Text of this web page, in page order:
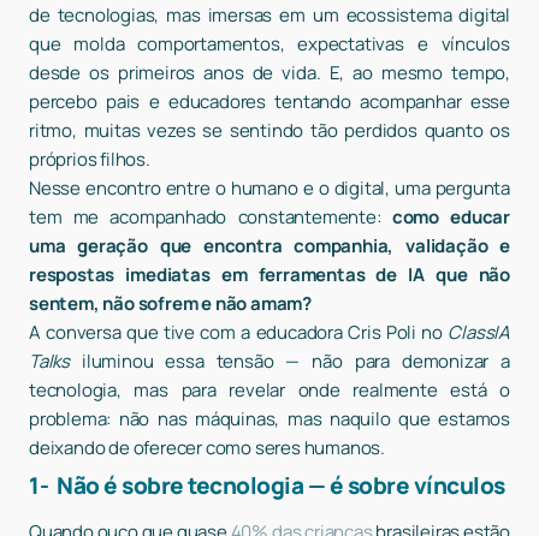
de tecnologias, mas imersas em um ecossistema digital
que molda comportamentos, expectativas e vínculos
desde os primeiros anos de vida. E, ao mesmo tempo,
percebo pais e educadores tentando acompanhar esse
ritmo, muitas vezes se sentindo tão perdidos quanto os
próprios filhos.
Nesse encontro entre o humano e o digital, uma pergunta
tem me acompanhado constantemente: como educar
uma geração que encontra companhia, validação e
respostas imediatas em ferramentas de IA que não
sentem, não sofrem e não amam?
A conversa que tive com a educadora Cris Poli no ClassIA
Talksiluminou essa tensão — não para demonizar a
tecnologia, mas para revelar onde realmente está o
problema: não nas máquinas, mas naquilo que estamos
deixando de oferecer como seres humanos.
1- Não é sobre tecnologia — é sobre vínculos